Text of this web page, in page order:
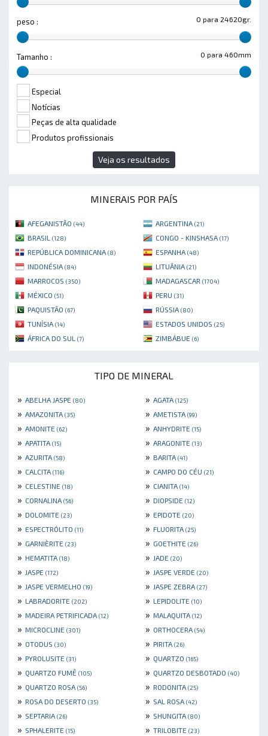
0 para 24620gr.
peso :
0 para 460mm
Tamanho :
Especial
Notícias
Peças de alta qualidade
Produtos profissionais
Veja os resultados
MINERAIS POR PAÍS
AFEGANISTÃO (44) ARGENTINA (21)
BRASIL (128) CONGO - KINSHASA (17)
REPÚBLICA DOMINICANA (8) ESPANHA (48)
INDONÉSIA (84) LITUÂNIA (21)
MARROCOS (350) MADAGASCAR (1704)
MÉXICO (51) PERU (31)
PAQUISTÃO (67) RÚSSIA (80)
TUNÍSIA (14) ESTADOS UNIDOS (25)
ÁFRICA DO SUL (7) ZIMBÁBUE (6)
TIPO DE MINERAL
» ABELHA JASPE (80) » AGATA (125)
» AMAZONITA (35) » AMETISTA (99)
» AMONITE (62) » ANHYDRITE (15)
» APATITA (15) » ARAGONITE (13)
» AZURITA (58) » BARITA (41)
» CALCITA (116) » CAMPO DO CÉU (21)
» CELESTINE (18) » CIANITA (14)
» CORNALINA (56) » DIOPSIDE (12)
» DOLOMITE (23) » EPIDOTE (20)
» ESPECTRÓLITO (11) » FLUORITA (25)
» GARNIÈRITE (23) » GOETHITE (26)
» HEMATITA (18) » JADE (20)
» JASPE (172) » JASPE VERDE (20)
» JASPE VERMELHO (19) » JASPE ZEBRA (27)
» LABRADORITE (202) » LEPIDOLITE (10)
» MADEIRA PETRIFICADA (12) » MALAQUITA (12)
» MICROCLINE (301) » ORTHOCERA (54)
» OTODUS (30) » PIRITA (26)
» PYROLUSITE (31) » QUARTZO (165)
» QUARTZO FUMÊ (105) » QUARTZO DESBOTADO (40)
» QUARTZO ROSA (56) » RODONITA (25)
» ROSA DO DESERTO (35) » SAL ROSA (42)
» SEPTARIA (26) » SHUNGITA (80)
» SPHALERITE (15) » TRILOBITE (23)